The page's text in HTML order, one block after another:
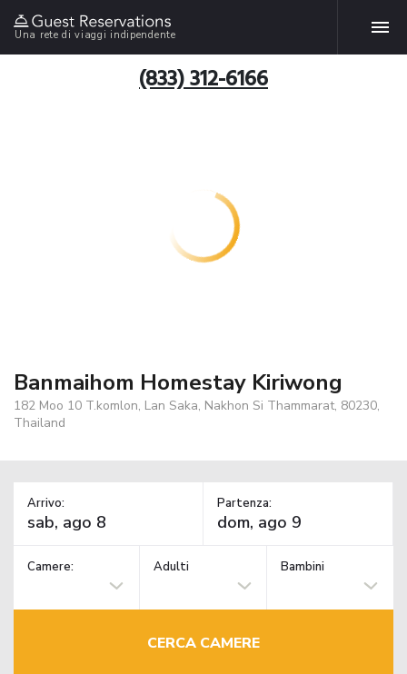
Una rete di viaggi indipendente
(833) 312-6166
Banmaihom Homestay Kiriwong
182 Moo 10 T.komlon, Lan Saka, Nakhon Si Thammarat, 80230,
Thailand
Arrivo: Partenza:
Camere: Adulti Bambini
CERCA CAMERE